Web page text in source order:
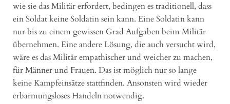
wie sie das Militär erfordert, bedingen es traditionell, dass
ein Soldat keine Soldatin sein kann. Eine Soldatin kann
nur bis zu einem gewissen Grad Aufgaben beim Militär
übernehmen. Eine andere Lösung, die auch versucht wird,
wäre es das Militär empathischer und weicher zu machen,
für Männer und Frauen. Das ist möglich nur so lange
keine Kampfeinsätze stattfinden. Ansonsten wird wieder
erbarmungsloses Handeln notwendig.